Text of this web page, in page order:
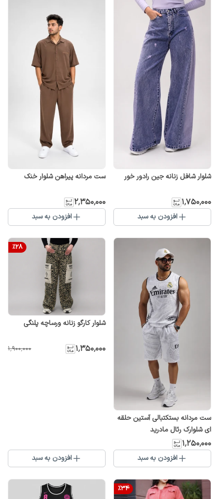
شلوار شافل زنانه جین رادور خور
۱٬۷۵۰٬۰۰۰
افزودن به سبد
ست مردانه پیراهن شلوار خنک
۲٬۳۵۰٬۰۰۰
افزودن به سبد
ست مردانه بستکتبالی آستین حلقه
ای شلوارک رئال مادرید
۱٬۲۵۰٬۰۰۰
افزودن به سبد
%28
شلوار کارگو زنانه ورساچه پلنگی
۱٬۳۵۰٬۰۰۰ ۱٬۹۰۰٬۰۰۰
افزودن به سبد
%34